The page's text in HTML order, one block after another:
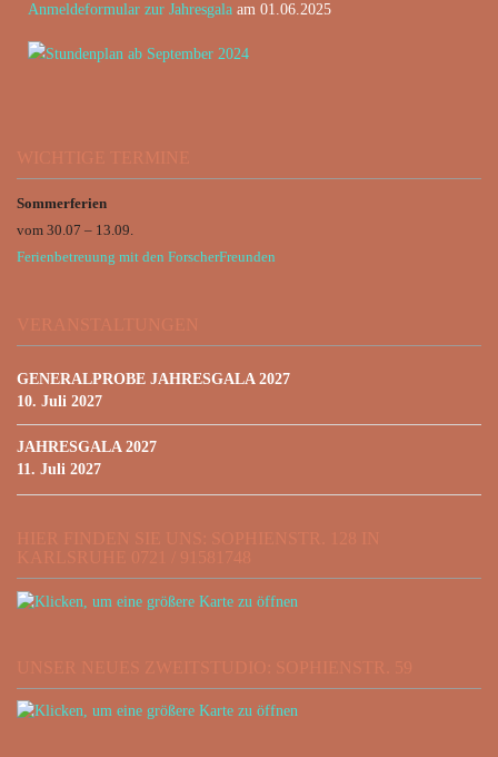
Anmeldeformular zur Jahresgala am 01.06.2025
WICHTIGE TERMINE
Sommerferien
vom 30.07 – 13.09.
Ferienbetreuung mit den ForscherFreunden
VERANSTALTUNGEN
GENERALPROBE JAHRESGALA 2027
10. Juli 2027
JAHRESGALA 2027
11. Juli 2027
HIER FINDEN SIE UNS: SOPHIENSTR. 128 IN
KARLSRUHE 0721 / 91581748
UNSER NEUES ZWEITSTUDIO: SOPHIENSTR. 59